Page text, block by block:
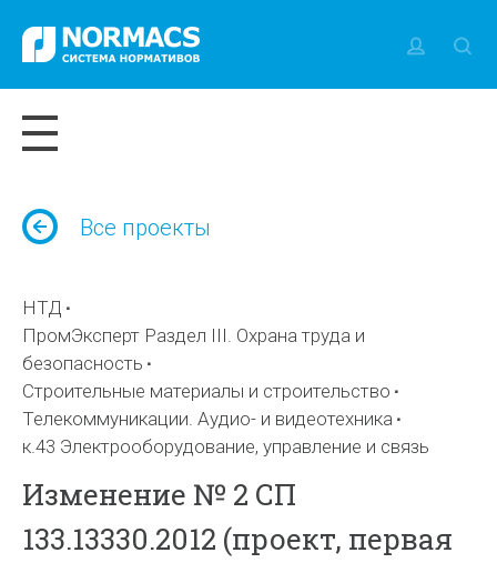
Все проекты
НТД
ПромЭксперт Раздел III. Охрана труда и
безопасность
Строительные материалы и строительство
Телекоммуникации. Аудио- и видеотехника
к.43 Электрооборудование, управление и связь
Изменение № 2 СП
133.13330.2012 (проект, первая